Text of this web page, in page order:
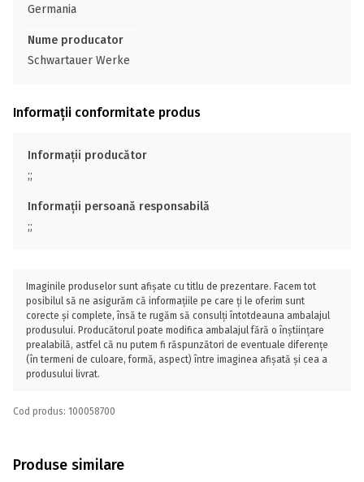
Germania
Nume producator
Schwartauer Werke
Informații conformitate produs
Informații producător
;;
Informații persoană responsabilă
;;
Imaginile produselor sunt afișate cu titlu de prezentare. Facem tot
posibilul să ne asigurăm că informațiile pe care ți le oferim sunt
corecte și complete, însă te rugăm să consulți întotdeauna ambalajul
produsului. Producătorul poate modifica ambalajul fără o înștiințare
prealabilă, astfel că nu putem fi răspunzători de eventuale diferențe
(în termeni de culoare, formă, aspect) între imaginea afișată și cea a
produsului livrat.
Cod produs: 100058700
Produse similare